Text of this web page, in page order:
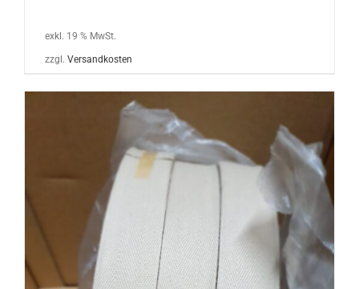
exkl. 19 % MwSt.
zzgl. Versandkosten